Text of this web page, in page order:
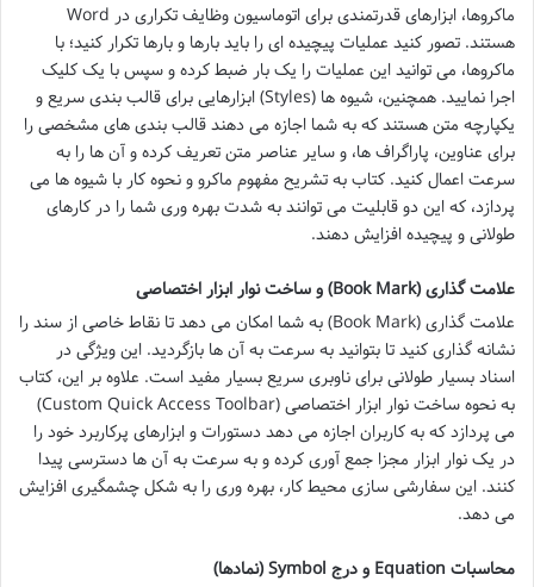
ماکروها، ابزارهای قدرتمندی برای اتوماسیون وظایف تکراری در Word
هستند. تصور کنید عملیات پیچیده ای را باید بارها و بارها تکرار کنید؛ با
ماکروها، می توانید این عملیات را یک بار ضبط کرده و سپس با یک کلیک
اجرا نمایید. همچنین، شیوه ها (Styles) ابزارهایی برای قالب بندی سریع و
یکپارچه متن هستند که به شما اجازه می دهند قالب بندی های مشخصی را
برای عناوین، پاراگراف ها، و سایر عناصر متن تعریف کرده و آن ها را به
سرعت اعمال کنید. کتاب به تشریح مفهوم ماکرو و نحوه کار با شیوه ها می
پردازد، که این دو قابلیت می توانند به شدت بهره وری شما را در کارهای
طولانی و پیچیده افزایش دهند.
علامت گذاری (Book Mark) و ساخت نوار ابزار اختصاصی
علامت گذاری (Book Mark) به شما امکان می دهد تا نقاط خاصی از سند را
نشانه گذاری کنید تا بتوانید به سرعت به آن ها بازگردید. این ویژگی در
اسناد بسیار طولانی برای ناوبری سریع بسیار مفید است. علاوه بر این، کتاب
به نحوه ساخت نوار ابزار اختصاصی (Custom Quick Access Toolbar)
می پردازد که به کاربران اجازه می دهد دستورات و ابزارهای پرکاربرد خود را
در یک نوار ابزار مجزا جمع آوری کرده و به سرعت به آن ها دسترسی پیدا
کنند. این سفارشی سازی محیط کار، بهره وری را به شکل چشمگیری افزایش
می دهد.
محاسبات Equation و درج Symbol (نمادها)